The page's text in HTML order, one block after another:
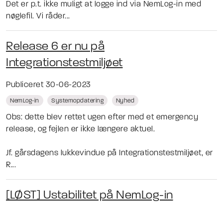
Det er p.t. ikke muligt at logge ind via NemLog-in med
nøglefil. Vi råder...
Release 6 er nu på
Integrationstestmiljøet
Publiceret 30-06-2023
NemLog-in Systemopdatering Nyhed
Obs: dette blev rettet ugen efter med et emergency
release, og fejlen er ikke længere aktuel.
Jf. gårsdagens lukkevindue på Integrationstestmiljøet, er
R...
[LØST] Ustabilitet på NemLog-in